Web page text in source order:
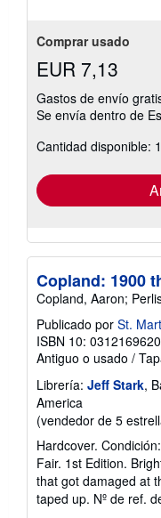
Comprar usado
EUR 7,13
Gastos de envío
Se envía dentro de
Cantidad disponible:
Copland: 1900
Copland, Aaron;
Publicado por St.
ISBN 10: 0312169620
Antiguo o usado /
Librería: Jeff Stark,
America
(vendedor de 5
Hardcover.
Fair. 1st Edition.
that got damaged at
taped up. Nº de ref.